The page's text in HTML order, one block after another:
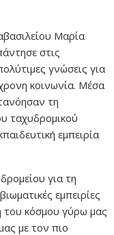
Μαρία
στις
γνώσεις για
κοινωνία. Μέσα
τη
ταχυδρομικού
εμπειρία
για τη
εμπειρίες
του κόσμου γύρω μας
με τον πιο